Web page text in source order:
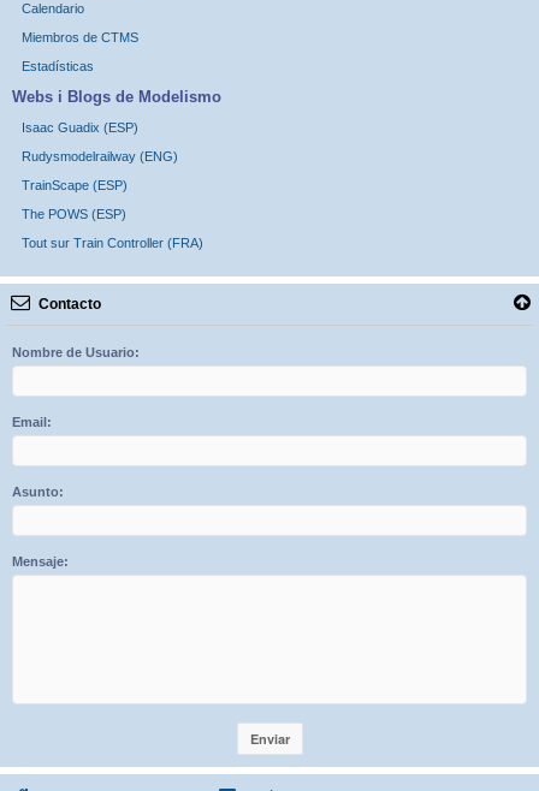
Calendario
Miembros de CTMS
Estadísticas
Webs i Blogs de Modelismo
Isaac Guadix (ESP)
Rudysmodelrailway (ENG)
TrainScape (ESP)
The POWS (ESP)
Tout sur Train Controller (FRA)
Contacto
Nombre de Usuario:
Email:
Asunto:
Mensaje: